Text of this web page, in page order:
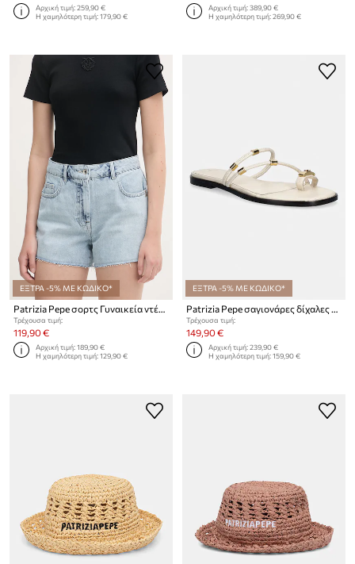
Αρχική τιμή:259,90 €
Η χαμηλότερη τιμή:179,90 €
Αρχική τιμή:389,90 €
Η χαμηλότερη τιμή:269,90 €
ΕΞΤΡΑ -5% ΜΕ ΚΩΔΙΚΟ*
Patrizia Pepe σορτς Γυναικεία ντένιμ
Τρέχουσα τιμή:
119,90 €
Αρχική τιμή:189,90 €
Η χαμηλότερη τιμή:129,90 €
ΕΞΤΡΑ -5% ΜΕ ΚΩΔΙΚΟ*
Patrizia Pepe σαγιονάρες δίχαλες Γυναικείες δερμάτινες
Τρέχουσα τιμή:
149,90 €
Αρχική τιμή:239,90 €
Η χαμηλότερη τιμή:159,90 €